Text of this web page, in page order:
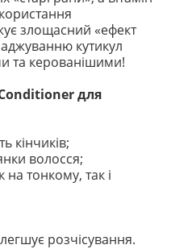
злощасний «ефект
кутикул
та керованішими!
для
кінчиків;
волосся;
на тонкому, так і
розчісування.